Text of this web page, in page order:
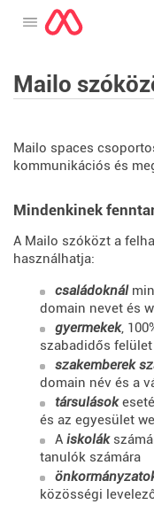
Nyissa meg a menüt
Mailo
Mailo spaces
kommunikációs és
Mindenkinek
A Mailo szóközt a
használhatja:
családoknál
domain nevet és
gyermekek,
szabadidős felület
szakemberek
domain név és a
társulások
és az egyesület
A iskolák
tanulók számára
közösségi